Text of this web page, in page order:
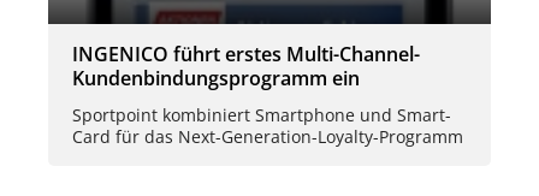
INGENICO führt erstes Multi-Channel-
Kundenbindungsprogramm ein
Sportpoint kombiniert Smartphone und Smart-
Card für das Next-Generation-Loyalty-Programm